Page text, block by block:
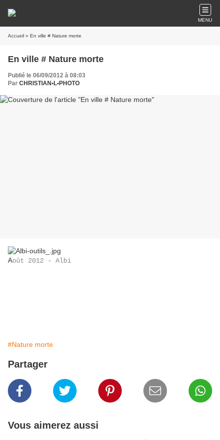
MENU
Accueil » En ville # Nature morte
En ville # Nature morte
Publié le 06/09/2012 à 08:03
Par CHRISTIAN•L•PHOTO
Août 2012 - Albi
#Nature morte
Partager
Vous aimerez aussi